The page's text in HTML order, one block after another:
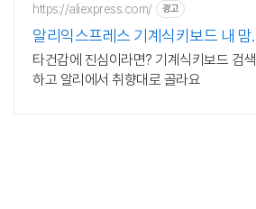
https://aliexpress.com/ 광고
알리익스프레스 기계식키보드 내 맘
에 쏙드는 오늘의 특가
타건감에 진심이라면? 기계식키보드 검색
하고 알리에서 취향대로 골라요